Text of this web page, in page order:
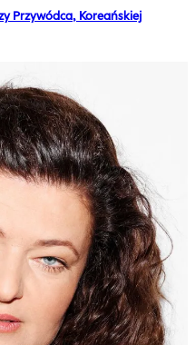
Przywódca, Koreańskiej